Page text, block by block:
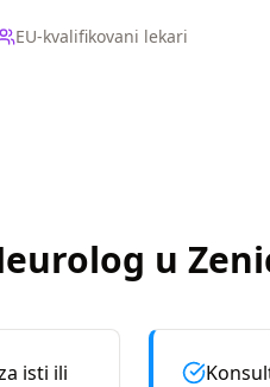
EU-kvalifikovani lekari
u
isti ili